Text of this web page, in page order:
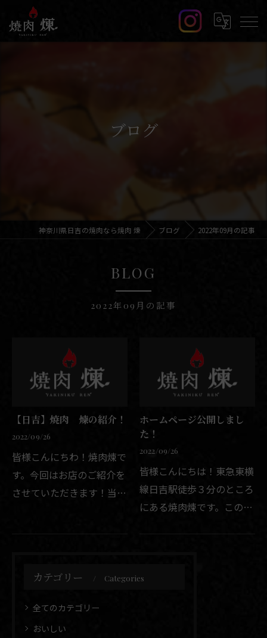
ブログ
神奈川県日吉の焼肉なら焼肉 煉 ブログ 2022年09月の記事
BLOG
2022年09月の記事
【日吉】焼肉 煉の紹介！
2022/09/26
皆様こんにちわ！焼肉煉で
す。今回はお店のご紹介を
させていただきます！当店
り、匂いの付きにくい環…
ホームページ公開しまし
た！
2022/09/26
皆様こんにちは！東急東横
線日吉駅徒歩３分のところ
にある焼肉煉です。この度
い合わせください。
カテゴリー Categories
全てのカテゴリー
おいしい